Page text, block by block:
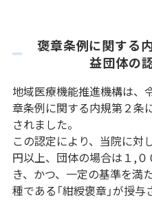
褒章条例に関する
益団体の
地域医療機能推進機構は、
章条例に関する内規第２条
されました。
この認定により、当院に対
円以上、団体の場合は１,
き、かつ、一定の基準を満
種である「紺綬褒章」が授与